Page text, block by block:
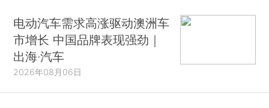
电动汽车需求高涨驱动澳洲车
市增长 中国品牌表现强劲｜
出海·汽车
2026年08月06日